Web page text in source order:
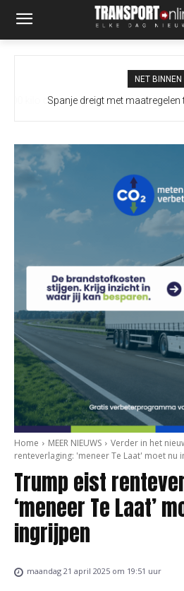
NET BINNEN
Spanje dreigt met maatregelen
Home MEER NIEUWS Verder in het
renteverlaging: 'meneer Te Laat' moet nu
Trump eist
‘meneer Te Laat’
ingrijpen
maandag 21 april 2025 om 19:51 uur